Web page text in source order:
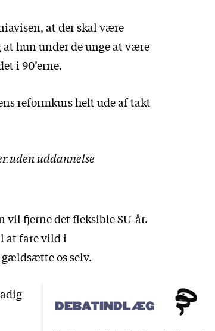
, at der skal være
hun under de unge at være
i 90’erne.
reformkurs helt ude af takt
uden uddannelse
vil fjerne det fleksible SU-år.
at fare vild i
os selv.
DEBATINDLÆG